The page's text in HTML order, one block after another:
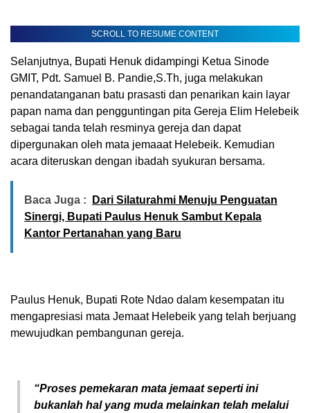
SCROLL TO RESUME CONTENT
Selanjutnya, Bupati Henuk didampingi Ketua Sinode
GMIT, Pdt. Samuel B. Pandie,S.Th, juga melakukan
penandatanganan batu prasasti dan penarikan kain layar
papan nama dan pengguntingan pita Gereja Elim Helebeik
sebagai tanda telah resminya gereja dan dapat
dipergunakan oleh mata jemaaat Helebeik. Kemudian
acara diteruskan dengan ibadah syukuran bersama.
Baca Juga :
Dari Silaturahmi Menuju Penguatan
Sinergi, Bupati Paulus Henuk Sambut Kepala
Kantor Pertanahan yang Baru
Paulus Henuk, Bupati Rote Ndao dalam kesempatan itu
mengapresiasi mata Jemaat Helebeik yang telah berjuang
mewujudkan pembangunan gereja.
“Proses pemekaran mata jemaat seperti ini
bukanlah hal yang muda melainkan telah melalui